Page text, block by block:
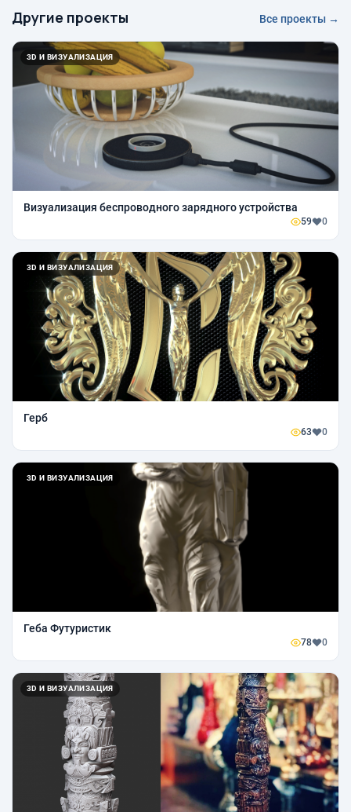
Другие проекты Все проекты →
3D И ВИЗУАЛИЗАЦИЯ
Визуализация беспроводного зарядного устройства
59 0
3D И ВИЗУАЛИЗАЦИЯ
Герб
63 0
3D И ВИЗУАЛИЗАЦИЯ
Геба Футуристик
78 0
3D И ВИЗУАЛИЗАЦИЯ